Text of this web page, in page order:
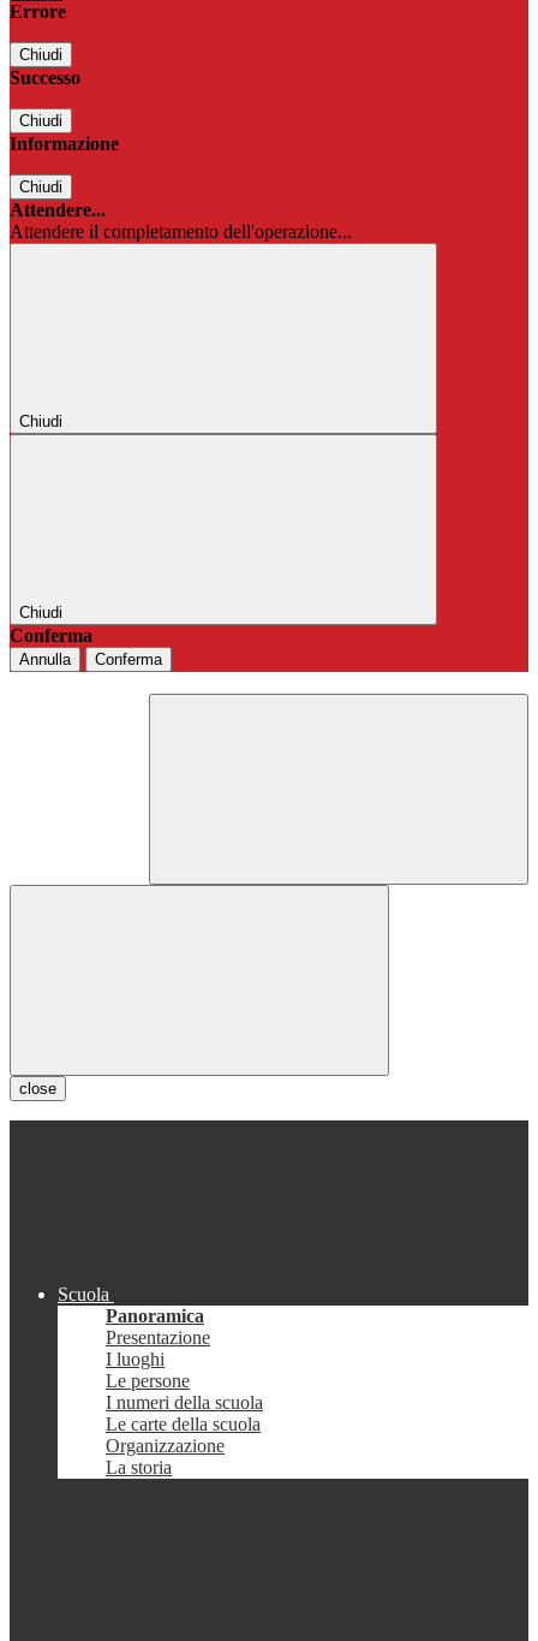
Errore
Chiudi
Successo
Chiudi
Informazione
Chiudi
Attendere...
Attendere il completamento dell'operazione...
Chiudi
Chiudi
Conferma
Annulla Conferma
close
Scuola
Panoramica
Presentazione
I luoghi
Le persone
I numeri della scuola
Le carte della scuola
Organizzazione
La storia